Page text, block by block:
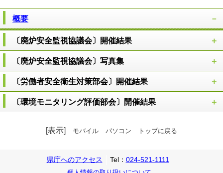
概要
〔廃炉安全監視協議会〕開催結果
〔廃炉安全監視協議会〕写真集
〔労働者安全衛生対策部会〕開催結果
〔環境モニタリング評価部会〕開催結果
[表示] モバイル パソコン トップに戻る
県庁へのアクセス Tel： 024-521-1111